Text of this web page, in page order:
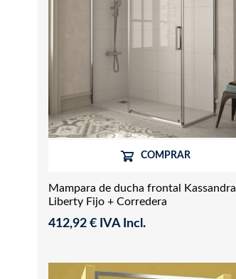
Mampara de ducha frontal Kassandra
Liberty Fijo + Corredera
412,92 € IVA Incl.
COMPRAR